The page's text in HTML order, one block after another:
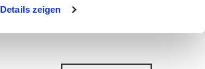
Details zeigen